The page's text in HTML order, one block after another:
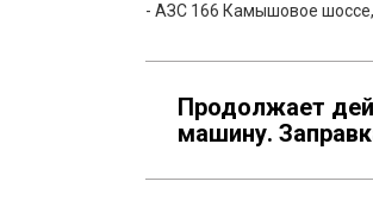
- АЗС 166 Камышовое
Продолжает
машину.